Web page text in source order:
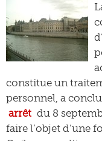
constitue un
personnel, a
arrêt du 8
faire l’objet d’une